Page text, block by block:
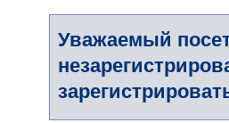
Уважаемый